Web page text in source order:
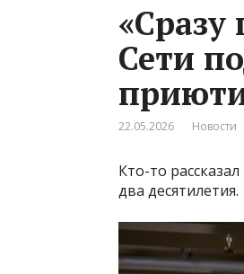
«Сразу
Сети
22.05.2026 Новости
Кто-то
два десятилетия.